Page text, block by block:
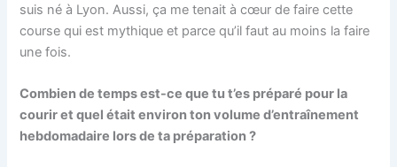
suis né à Lyon. Aussi, ça me tenait à cœur de faire cette
course qui est mythique et parce qu’il faut au moins la faire
une fois.
Combien de temps est-ce que tu t’es préparé pour la
courir et quel était environ ton volume d’entraînement
hebdomadaire lors de ta préparation ?